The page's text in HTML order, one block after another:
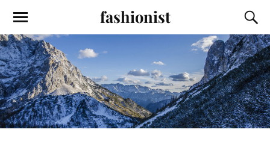
fashionist